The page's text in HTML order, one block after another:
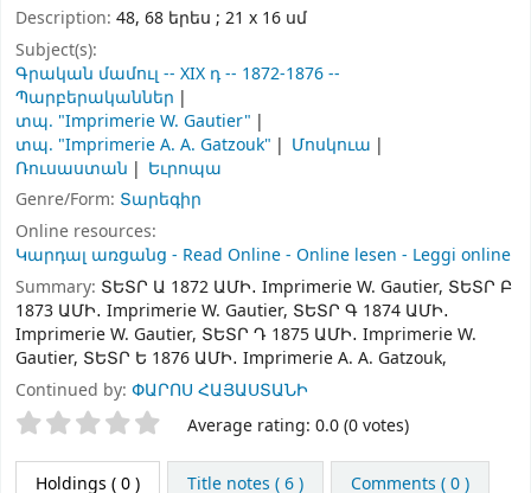
Description: 48, 68 երես ; 21 x 16 սմ
Subject(s):
Գրական մամուլ -- XIX դ -- 1872-1876 --
Պարբերականներ
տպ. "Imprimerie W. Gautier"
տպ. "Imprimerie A. A. Gatzouk"
Մոսկուա
Ռուսաստան
Եւրոպա
Genre/Form: Տարեգիր
Online resources:
Կարդալ առցանց - Read Online - Online lesen - Leggi online
Summary: ՏԵՏՐ Ա 1872 ԱՄԻ․ Imprimerie W. Gautier, ՏԵՏՐ Բ
1873 ԱՄԻ․ Imprimerie W. Gautier, ՏԵՏՐ Գ 1874 ԱՄԻ․
Imprimerie W. Gautier, ՏԵՏՐ Դ 1875 ԱՄԻ․ Imprimerie W.
Gautier, ՏԵՏՐ Ե 1876 ԱՄԻ․ Imprimerie A. A. Gatzouk,
Continued by: ՓԱՐՈՍ ՀԱՅԱՍՏԱՆԻ
Star ratings Average rating: 0.0 (0 votes)
Holdings ( 0 ) Title notes ( 6 )
Comments ( 0 )